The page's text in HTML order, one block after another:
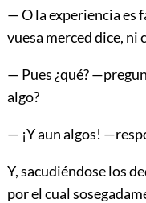
— O la experiencia es
vuesa merced dice, ni
— Pues ¿qué?
algo?
— ¡Y aun algos!
Y, sacudiéndose los
por el cual